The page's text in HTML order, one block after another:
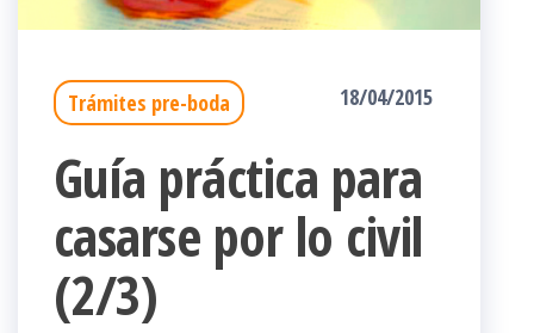
Trámites pre-boda 18/04/2015
Guía práctica para
casarse por lo civil
(2/3)